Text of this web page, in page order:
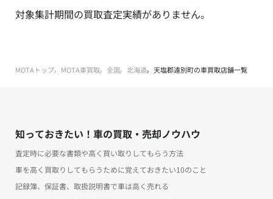
対象集計期間の買取査定実績がありません。
MOTAトップ MOTA車買取 全国 北海道 天塩郡遠別町の車買取店舗一覧
知っておきたい！車の買取・売却ノウハウ
査定時に必要な書類や高く買い取りしてもらう方法
車を高く買取りしてもらうために覚えておきたい10のこと
記録簿、保証書、取扱説明書で車は高く売れる